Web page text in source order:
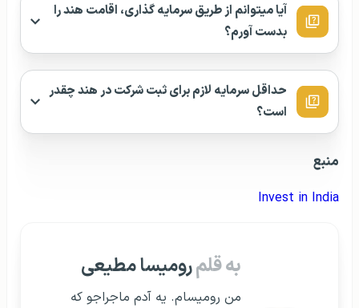
آیا میتوانم از طریق سرمایه گذاری، اقامت هند را
بدست آورم؟
حداقل سرمایه لازم برای ثبت شرکت در هند چقدر
است؟
منبع
Invest in India
به قلمرومیسا مطیعی
من رومیسام. یه آدم ماجراجو که